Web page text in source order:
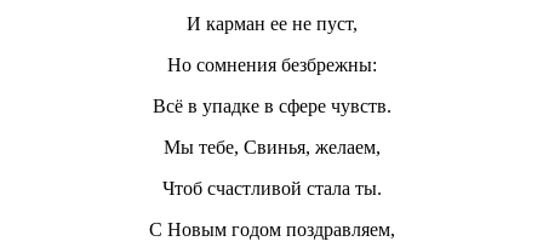
И карман ее не пуст,
Но сомнения безбрежны:
Всё в упадке в сфере чувств.
Мы тебе, Свинья, желаем,
Чтоб счастливой стала ты.
С Новым годом поздравляем,